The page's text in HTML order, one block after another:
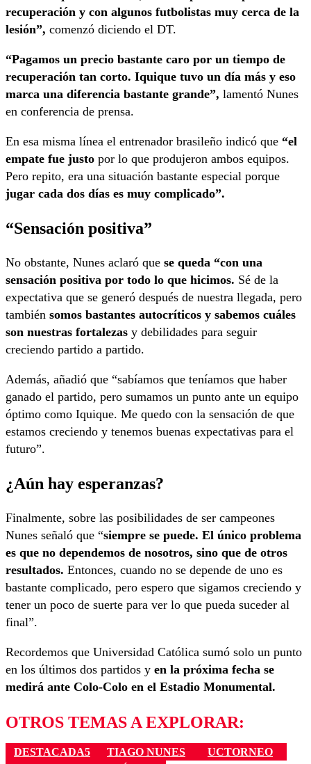
recuperación y con algunos futbolistas muy cerca de la
lesión”, comenzó diciendo el DT.
“Pagamos un precio bastante caro por un tiempo de
recuperación tan corto. Iquique tuvo un día más y eso
marca una diferencia bastante grande”, lamentó Nunes
en conferencia de prensa.
En esa misma línea el entrenador brasileño indicó que “el
empate fue justo por lo que produjeron ambos equipos.
Pero repito, era una situación bastante especial porque
jugar cada dos días es muy complicado”.
“Sensación positiva”
No obstante, Nunes aclaró que se queda “con una
sensación positiva por todo lo que hicimos. Sé de la
expectativa que se generó después de nuestra llegada, pero
también somos bastantes autocríticos y sabemos cuáles
son nuestras fortalezas y debilidades para seguir
creciendo partido a partido.
Además, añadió que “sabíamos que teníamos que haber
ganado el partido, pero sumamos un punto ante un equipo
óptimo como Iquique. Me quedo con la sensación de que
estamos creciendo y tenemos buenas expectativas para el
futuro”.
¿Aún hay esperanzas?
Finalmente, sobre las posibilidades de ser campeones
Nunes señaló que “siempre se puede. El único problema
es que no dependemos de nosotros, sino que de otros
resultados. Entonces, cuando no se depende de uno es
bastante complicado, pero espero que sigamos creciendo y
tener un poco de suerte para ver lo que pueda suceder al
final”.
Recordemos que Universidad Católica sumó solo un punto
en los últimos dos partidos y en la próxima fecha se
medirá ante Colo-Colo en el Estadio Monumental.
OTROS TEMAS A EXPLORAR:
DESTACADA5 TIAGO NUNES
UCTORNEO